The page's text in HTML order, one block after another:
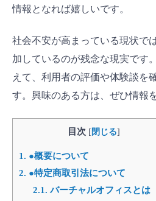
情報となれば嬉しいです。
社会不安が高まっている現状で
加しているのが残念な現実です
えて、利用者の評価や体験談を
す。興味のある方は、ぜひ情報
目次 [ 閉じる]
1. ●概要について
2. ●特定商取引法について
2.1. バーチャルオフィスとは